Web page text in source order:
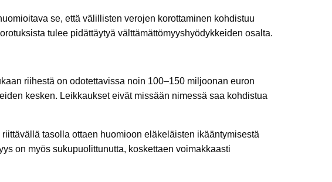
se, että välillisten verojen korottaminen kohdistuu
tulee pidättäytyä välttämättömyyshyödykkeiden osalta.
riihestä on odotettavissa noin 100–150 miljoonan euron
kesken. Leikkaukset eivät missään nimessä saa kohdistua
tasolla ottaen huomioon eläkeläisten ikääntymisestä
on myös sukupuolittunutta, koskettaen voimakkaasti